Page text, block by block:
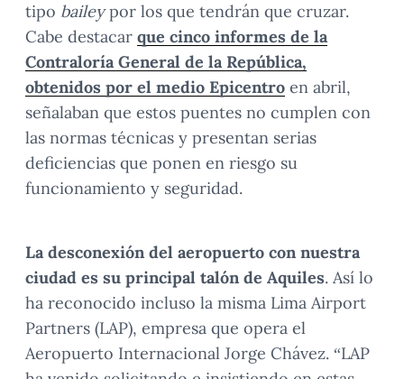
tipo baileypor los que tendrán que cruzar.
Cabe destacar que cinco informes de la
Contraloría General de la República,
obtenidos por el medio Epicentro en abril,
señalaban que estos puentes no cumplen con
las normas técnicas y presentan serias
deficiencias que ponen en riesgo su
funcionamiento y seguridad.
La desconexión del aeropuerto con nuestra
ciudad es su principal talón de Aquiles. Así lo
ha reconocido incluso la misma Lima Airport
Partners (LAP), empresa que opera el
Aeropuerto Internacional Jorge Chávez. “LAP